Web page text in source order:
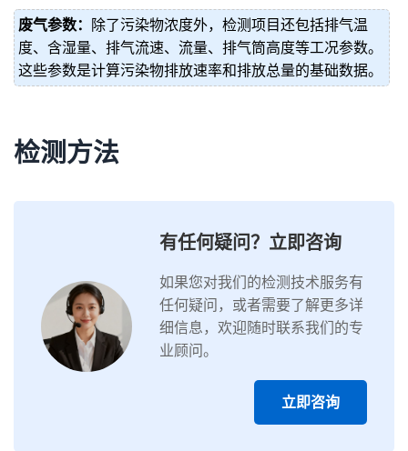
废气参数：
除了污染物浓度外，检测项目还包括排气温
度、含湿量、排气流速、流量、排气筒高度等工况参数。
这些参数是计算污染物排放速率和排放总量的基础数据。
检测方法
有任何疑问？立即咨询
如果您对我们的检测技术服务有
任何疑问，或者需要了解更多详
细信息，欢迎随时联系我们的专
业顾问。
立即咨询